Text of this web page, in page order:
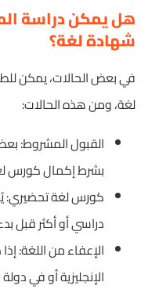
هل يمكن دراسة
شهادة لغة؟
في بعض الحالات، يمكن
لغة، ومن هذه الحالات:
القبول المشروط:
بشرط إكمال كورس
كورس لغة تحضيري:
دراسي أو أكثر قبل
الإعفاء من اللغة:
الإنجليزية أو في